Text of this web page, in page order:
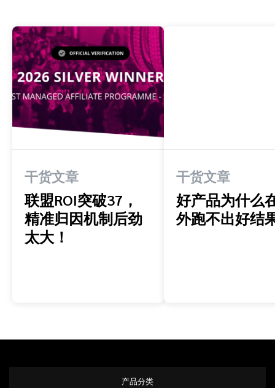
干货文章
联盟ROI突破37，
精准归因机制后劲
太大！
干货文章
好产品为什么
外跑不出好结
产品分类